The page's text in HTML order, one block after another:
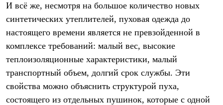
Брюки
Женская одежда
Утепленная пухом
Куртки
Жилеты
Утепленная синтетикой
Куртки
Брюки
Штормовая одежда
И всё же, несмотря на большое количество новых
синтетических утеплителей, пуховая одежда до
настоящего времени является не превзойденной в
комплексе требований: малый вес, высокие
теплоизоляционные характеристики, малый
транспортный объем, долгий срок службы. Эти
свойства можно объяснить структурой пуха,
состоящего из отдельных пушинок, которые с одной